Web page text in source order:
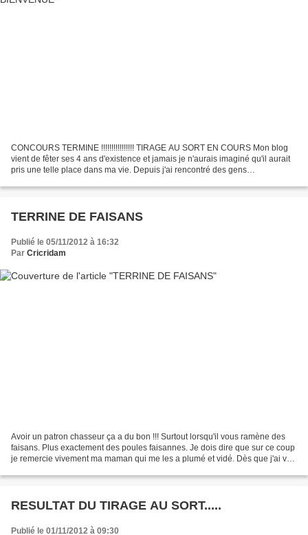
CONCOURS TERMINE !!!!!!!!!!!!!!!! TIRAGE AU SORT EN COURS Mon blog
vient de fêter ses 4 ans d'existence et jamais je n'aurais imaginé qu'il aurait
pris une telle place dans ma vie. Depuis j'ai rencontré des gens
TERRINE DE FAISANS
Publié le 05/11/2012 à 16:32
Par Cricridam
Avoir un patron chasseur ça a du bon !!! Surtout lorsqu'il vous ramène des
faisans. Plus exactement des poules faisannes. Je dois dire que sur ce coup
je remercie vivement ma maman qui me les a plumé et vidé. Dès que j'ai vu
RESULTAT DU TIRAGE AU SORT.....
Publié le 01/11/2012 à 09:30